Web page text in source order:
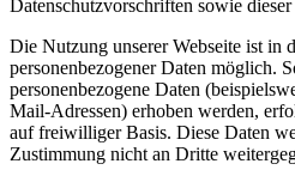
Datenschutzvorschriften sowie
Die Nutzung unserer Webseite ist in
personenbezogener Daten möglich.
personenbezogene Daten
Mail-Adressen) erhoben werden,
auf freiwilliger Basis. Diese Daten
Zustimmung nicht an Dritte